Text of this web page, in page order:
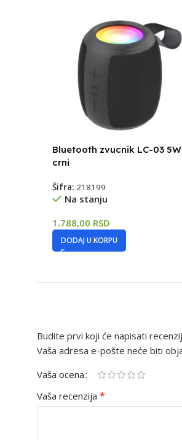
Bluetooth zvucnik LC-03 5W
crni
Šifra: 218199
Na stanju
1.788,00 RSD
DODAJ U KORPU
Budite prvi koji će napisati
Vaša adresa e-pošte neće biti
Vaša ocena
Vaša recenzija *